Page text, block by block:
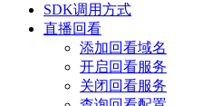
SDK调用方式
直播回看
添加回看域名
开启回看服务
关闭回看服务